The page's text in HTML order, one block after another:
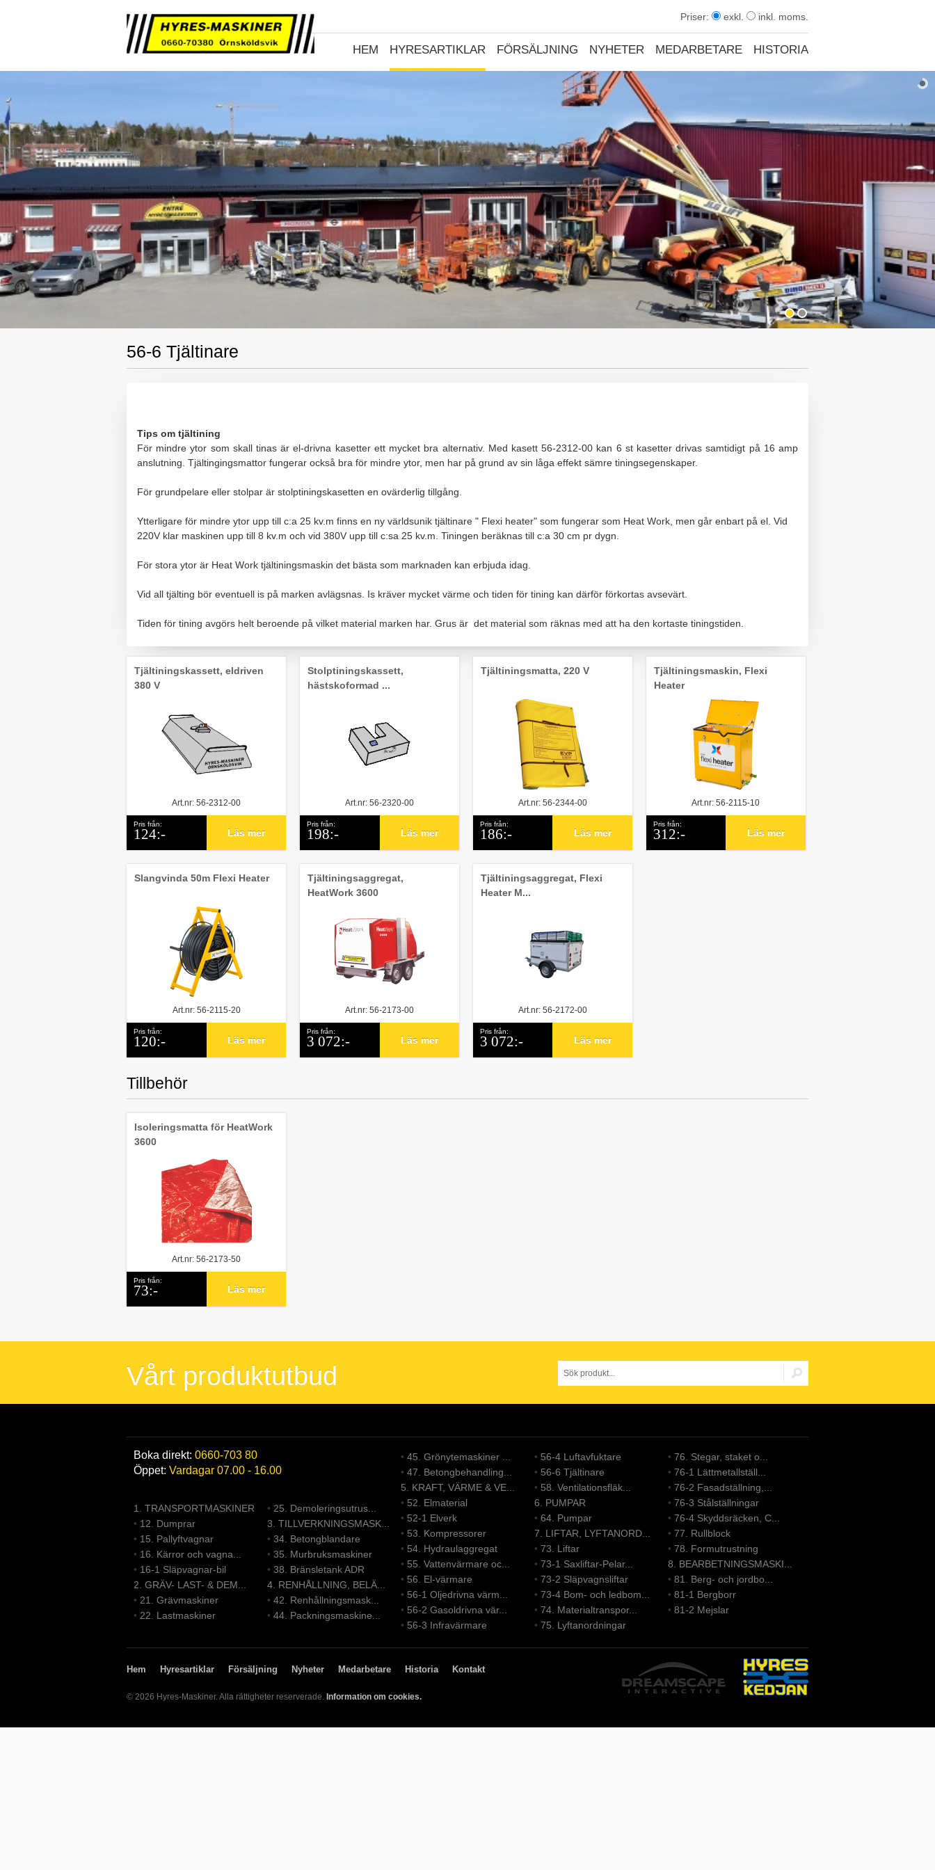
Priser: exkl. inkl. moms.
HEM HYRESARTIKLAR FÖRSÄLJNING NYHETER MEDARBETARE HISTORIA
56-6 Tjältinare
Tips om tjältining
För mindre ytor som skall tinas är el-drivna kasetter ett mycket bra alternativ. Med kasett 56-2312-00 kan 6 st kasetter drivas samtidigt på 16 amp
anslutning. Tjältingingsmattor fungerar också bra för mindre ytor, men har på grund av sin låga effekt sämre tiningsegenskaper.
För grundpelare eller stolpar är stolptiningskasetten en ovärderlig tillgång.
Ytterligare för mindre ytor upp till c:a 25 kv.m finns en ny världsunik tjältinare " Flexi heater" som fungerar som Heat Work, men går enbart på el. Vid
220V klar maskinen upp till 8 kv.m och vid 380V upp till c:sa 25 kv.m. Tiningen beräknas till c:a 30 cm pr dygn.
För stora ytor är Heat Work tjältiningsmaskin det bästa som marknaden kan erbjuda idag.
Vid all tjälting bör eventuell is på marken avlägsnas. Is kräver mycket värme och tiden för tining kan därför förkortas avsevärt.
Tiden för tining avgörs helt beroende på vilket material marken har. Grus är det material som räknas med att ha den kortaste tiningstiden.
Tjältiningskassett, eldriven
380 V
Art.nr: 56-2312-00
Pris från:
124:- Läs mer
Stolptiningskassett,
hästskoformad ...
Art.nr: 56-2320-00
Pris från:
198:- Läs mer
Tjältiningsmatta, 220 V
Art.nr: 56-2344-00
Pris från:
186:- Läs mer
Tjältiningsmaskin, Flexi
Heater
Art.nr: 56-2115-10
Pris från:
312:- Läs mer
Slangvinda 50m Flexi Heater
Art.nr: 56-2115-20
Pris från:
120:- Läs mer
Tjältiningsaggregat,
HeatWork 3600
Art.nr: 56-2173-00
Pris från:
3 072:- Läs mer
Tjältiningsaggregat, Flexi
Heater M...
Art.nr: 56-2172-00
Pris från:
3 072:- Läs mer
Tillbehör
Isoleringsmatta för HeatWork
3600
Art.nr: 56-2173-50
Pris från:
73:- Läs mer
Vårt produktutbud
Boka direkt: 0660-703 80
Öppet: Vardagar 07.00 - 16.00
1. TRANSPORTMASKINER
• 12. Dumprar
• 15. Pallyftvagnar
• 16. Kärror och vagna...
• 16-1 Släpvagnar-bil
2. GRÄV- LAST- & DEM...
• 21. Grävmaskiner
• 22. Lastmaskiner
• 25. Demoleringsutrus...
3. TILLVERKNINGSMASK...
• 34. Betongblandare
• 35. Murbruksmaskiner
• 38. Bränsletank ADR
4. RENHÅLLNING, BELÄ...
• 42. Renhållningsmask...
• 44. Packningsmaskine...
• 45. Grönytemaskiner ...
• 47. Betongbehandling...
5. KRAFT, VÄRME & VE...
• 52. Elmaterial
• 52-1 Elverk
• 53. Kompressorer
• 54. Hydraulaggregat
• 55. Vattenvärmare oc...
• 56. El-värmare
• 56-1 Oljedrivna värm...
• 56-2 Gasoldrivna vär...
• 56-3 Infravärmare
• 56-4 Luftavfuktare
• 56-6 Tjältinare
• 58. Ventilationsfläk...
6. PUMPAR
• 64. Pumpar
7. LIFTAR, LYFTANORD...
• 73. Liftar
• 73-1 Saxliftar-Pelar...
• 73-2 Släpvagnsliftar
• 73-4 Bom- och ledbom...
• 74. Materialtranspor...
• 75. Lyftanordningar
• 76. Stegar, staket o...
• 76-1 Lättmetallställ...
• 76-2 Fasadställning,...
• 76-3 Stålställningar
• 76-4 Skyddsräcken, C...
• 77. Rullblock
• 78. Formutrustning
8. BEARBETNINGSMASKI...
• 81. Berg- och jordbo...
• 81-1 Bergborr
• 81-2 Mejslar
Hem Hyresartiklar Försäljning Nyheter Medarbetare Historia Kontakt
© 2026 Hyres-Maskiner. Alla rättigheter reserverade. Information om cookies.